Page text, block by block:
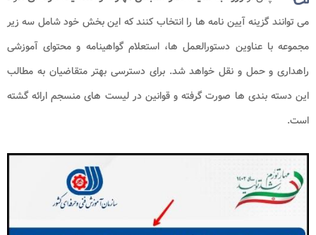
می توانند گزینه آیین نامه ها را انتخاب کنند که این بخش خود شامل سه زیر
مجموعه با عناوین دستورالعمل ها، استعلام گواهینامه و محتوای آموزشی
راهداری و حمل و نقل خواهد شد. برای دسترسی بهتر متقاضیان به مطالب
این دسته بندی ها صورت گرفته و قوانین در لیست های منسجم ارائه گشته
است.